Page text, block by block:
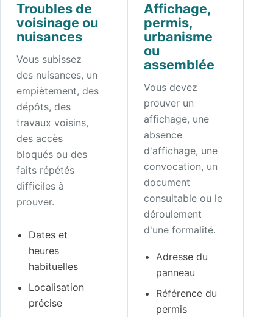
Troubles de
voisinage ou
nuisances
Vous subissez
des nuisances, un
empiètement, des
dépôts, des
travaux voisins,
des accès
bloqués ou des
faits répétés
difficiles à
prouver.
Dates et
heures
habituelles
Localisation
précise
Affichage,
permis,
urbanisme
ou
assemblée
Vous devez
prouver un
affichage, une
absence
d'affichage, une
convocation, un
document
consultable ou le
déroulement
d'une formalité.
Adresse du
panneau
Référence du
permis